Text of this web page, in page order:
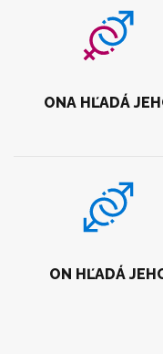
ONA HĽADÁ
ON HĽADÁ